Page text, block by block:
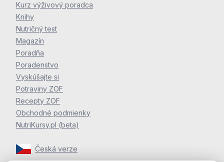
Kurz výživový poradca
Knihy
Nutričný test
Magazín
Poradňa
Poradenstvo
Vyskúšajte si
Potraviny ZOF
Recepty ZOF
Obchodné podmienky
NutriKursy.pl (beta)
Česká verze